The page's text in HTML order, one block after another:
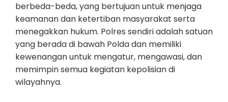
berbeda-beda, yang bertujuan untuk menjaga
keamanan dan ketertiban masyarakat serta
menegakkan hukum. Polres sendiri adalah satuan
yang berada di bawah Polda dan memiliki
kewenangan untuk mengatur, mengawasi, dan
memimpin semua kegiatan kepolisian di
wilayahnya.